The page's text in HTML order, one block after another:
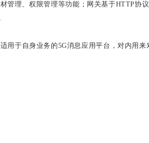
理、权限管理等功能；网关基于HTTP协
用于自身业务的5G消息应用平台，对内用